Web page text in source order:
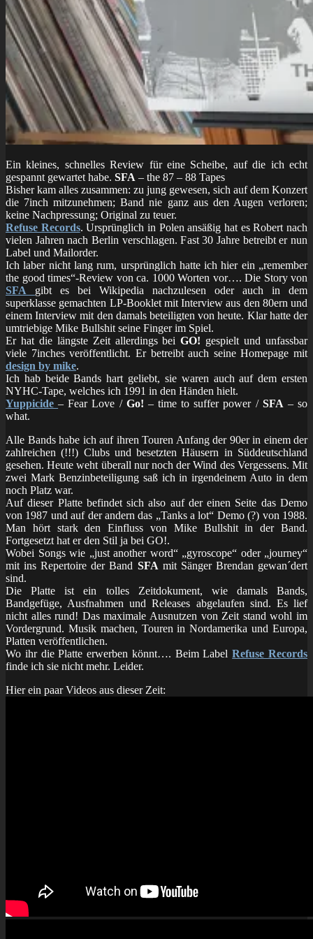
Ein kleines, schnelles Review für eine Scheibe, auf die ich echt
gespannt gewartet habe. SFA – the 87 – 88 Tapes
Bisher kam alles zusammen: zu jung gewesen, sich auf dem Konzert
die 7inch mitzunehmen; Band nie ganz aus den Augen verloren;
keine Nachpressung; Original zu teuer.
Refuse Records. Ursprünglich in Polen ansäßig hat es Robert nach
vielen Jahren nach Berlin verschlagen. Fast 30 Jahre betreibt er nun
Label und Mailorder.
Ich laber nicht lang rum, ursprünglich hatte ich hier ein „remember
the good times“-Review von ca. 1000 Worten vor…. Die Story von
SFA
gibt es bei Wikipedia nachzulesen oder auch in dem
superklasse gemachten LP-Booklet mit Interview aus den 80ern und
einem Interview mit den damals beteiligten von heute. Klar hatte der
umtriebige Mike Bullshit seine Finger im Spiel.
Er hat die längste Zeit allerdings beiGO! gespielt und unfassbar
viele 7inches veröffentlicht. Er betreibt auch seine Homepage mit
design by mike.
Ich hab beide Bands hart geliebt, sie waren auch auf dem ersten
NYHC-Tape, welches ich 1991 in den Händen hielt.
Yuppicide – Fear Love / Go! – time to suffer power / SFA – so
what.
Alle Bands habe ich auf ihren Touren Anfang der 90er in einem der
zahlreichen (!!!) Clubs und besetzten Häusern in Süddeutschland
gesehen. Heute weht überall nur noch der Wind des Vergessens. Mit
zwei Mark Benzinbeteiligung saß ich in irgendeinem Auto in dem
noch Platz war.
Auf dieser Platte befindet sich also auf der einen Seite das Demo
von 1987 und auf der andern das „Tanks a lot“ Demo (?) von 1988.
Man hört stark den Einfluss von Mike Bullshit in der Band.
Fortgesetzt hat er den Stil ja bei GO!.
Wobei Songs wie „just another word“ „gyroscope“ oder „journey“
mit ins Repertoire der Band SFA mit Sänger Brendan gewan´dert
sind.
Die Platte ist ein tolles Zeitdokument, wie damals Bands,
Bandgefüge, Ausfnahmen und Releases abgelaufen sind. Es lief
nicht alles rund! Das maximale Ausnutzen von Zeit stand wohl im
Vordergrund. Musik machen, Touren in Nordamerika und Europa,
Platten veröffentlichen.
Wo ihr die Platte erwerben könnt…. Beim LabelRefuse Records
finde ich sie nicht mehr. Leider.
Hier ein paar Videos aus dieser Zeit: